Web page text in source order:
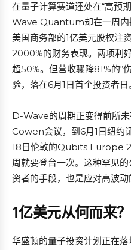
在量子计算赛道还处在“高预
Wave Quantum却在一周内
美国商务部的1亿美元股权注
2000%的财务表现。两项利
超50%。但营收骤降81%的“
验，落在6月1日首个投资者日
D-Wave的周期正变得前所
Cowen会议，到6月1日纽约
18日伦敦的Qubits Europe
周就要登台一次。这种罕见
资者的手段，也是应对高波动
1亿美元从何而来
华盛顿的量子投资计划正在